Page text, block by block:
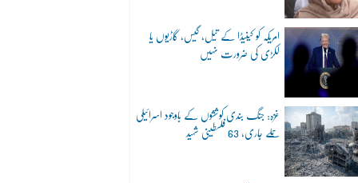
امریکہ کو کینیڈا کے تیل، گیس، گاڑیوں یا
لکڑی کی ضرورت نہیں
غزہ: جنگ بندی کوششوں کے باوجود اسرائیلی
حملے جاری، 63 فلسطینی شہید